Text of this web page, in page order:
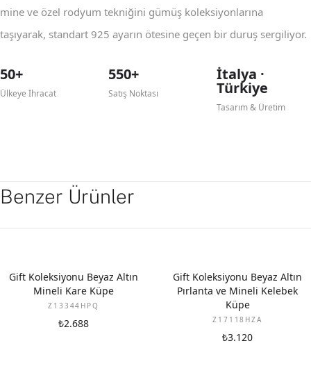
mine ve özel rodyum tekniğini gümüş koleksiyonlarına
taşıyarak, standart 925 ayarın ötesine geçen bir duruş sergiliyor.
50+
Ülkeye İhracat
550+
Satış Noktası
İtalya ·
Türkiye
Tasarım & Üretim
Benzer Ürünler
YENI
Gift Koleksiyonu Beyaz Altın
Mineli Kare Küpe
Z13344HPQ
₺2.688
YENI
Gift Koleksiyonu Beyaz Altın
Pırlanta ve Mineli Kelebek
Küpe
Z17118HZA
₺3.120